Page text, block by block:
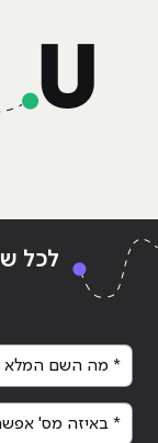
reading
לכל
* מה השם המלא
* באיזה מס' אפשר